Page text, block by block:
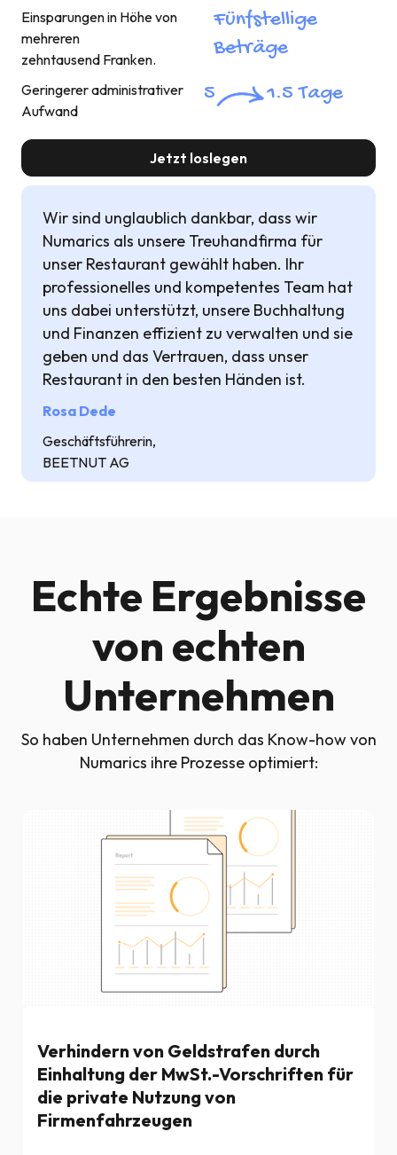
Einsparungen in Höhe von
mehreren
zehntausend Franken.
Fünfstellige
Beträge
Geringerer administrativer
Aufwand
5 1.5 Tage
Jetzt loslegen
Wir sind unglaublich dankbar, dass wir
Numarics als unsere Treuhandfirma für
unser Restaurant gewählt haben. Ihr
professionelles und kompetentes Team hat
uns dabei unterstützt, unsere Buchhaltung
und Finanzen effizient zu verwalten und sie
geben und das Vertrauen, dass unser
Restaurant in den besten Händen ist.
Rosa Dede
Geschäftsführerin,
BEETNUT AG
Echte Ergebnisse
von echten
Unternehmen
So haben Unternehmen durch das Know-how von
Numarics ihre Prozesse optimiert:
Verhindern von Geldstrafen durch
Einhaltung der MwSt.-Vorschriften für
die private Nutzung von
Firmenfahrzeugen